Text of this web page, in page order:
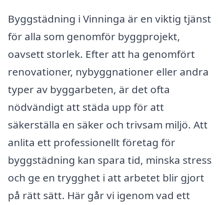
Byggstädning i Vinninga är en viktig tjänst
för alla som genomför byggprojekt,
oavsett storlek. Efter att ha genomfört
renovationer, nybyggnationer eller andra
typer av byggarbeten, är det ofta
nödvändigt att städa upp för att
säkerställa en säker och trivsam miljö. Att
anlita ett professionellt företag för
byggstädning kan spara tid, minska stress
och ge en trygghet i att arbetet blir gjort
på rätt sätt. Här går vi igenom vad ett